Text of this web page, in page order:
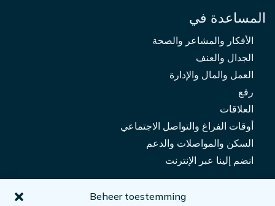
Beheer toestemming
المساعدة في
الأفكار والمشاعر والصحة
الجدال والعنف
العمل والمال والإدارة
رفع
العلاقات
أوقات الفراغ والتواصل الاجتماعي
السكن والمواصلات والدعم
انضم إلينا عبر الإنترنت